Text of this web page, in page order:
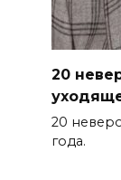
20
20
года.